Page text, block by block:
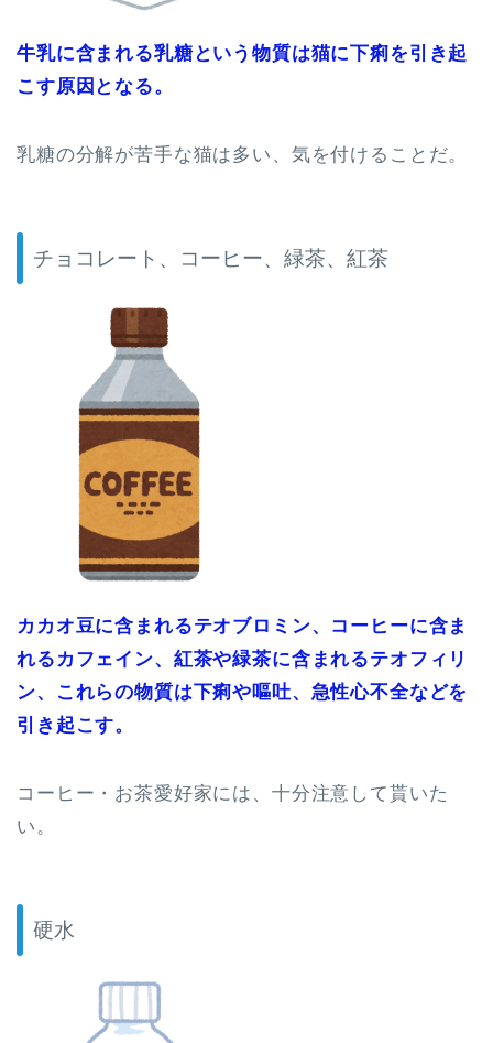
牛乳に含まれる乳糖という物質は猫に下痢を引き起
こす原因となる。
乳糖の分解が苦手な猫は多い、気を付けることだ。
チョコレート、コーヒー、緑茶、紅茶
カカオ豆に含まれるテオブロミン、コーヒーに含ま
れるカフェイン、紅茶や緑茶に含まれるテオフィリ
ン、これらの物質は下痢や嘔吐、急性心不全などを
引き起こす。
コーヒー・お茶愛好家には、十分注意して貰いた
い。
硬水